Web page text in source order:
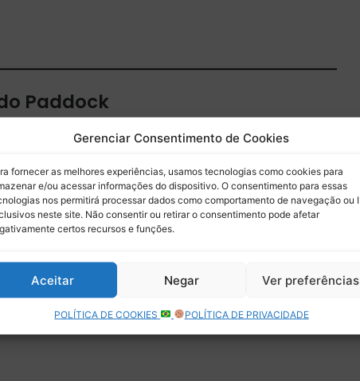
Gerenciar Consentimento de Cookies
fornecer as melhores experiências, usamos tecnologias como cookies para
e/ou acessar informações do dispositivo. O consentimento para essas
nos permitirá processar dados como comportamento de navegação ou
neste site. Não consentir ou retirar o consentimento pode afetar
certos recursos e funções.
Aceitar Negar Ver preferências
POLÍTICA DE COOKIES POLÍTICA DE PRIVACIDADE
Paddock
e-mail.
Assinar